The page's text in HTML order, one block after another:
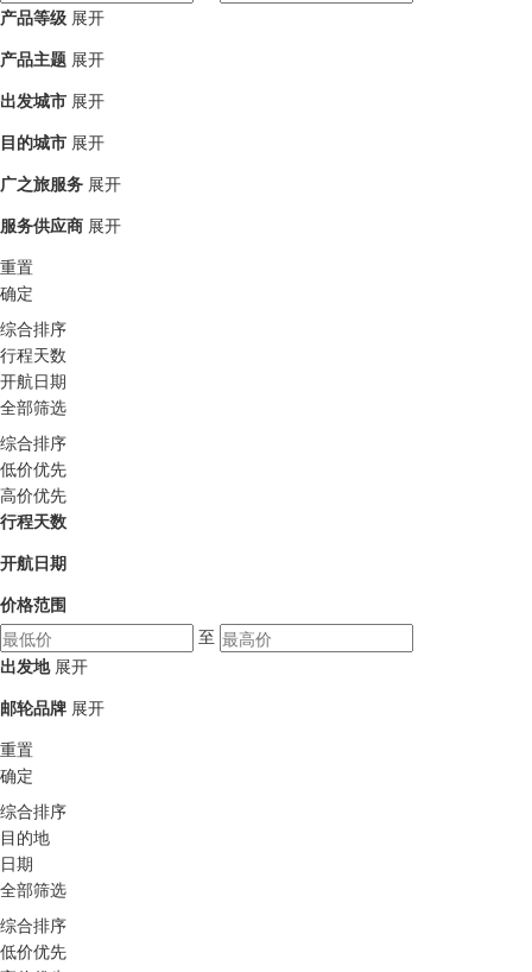
产品等级 展开
产品主题 展开
出发城市 展开
目的城市 展开
广之旅服务 展开
服务供应商 展开
重置
确定
综合排序
行程天数
开航日期
全部筛选
综合排序
低价优先
高价优先
行程天数
开航日期
价格范围
至
出发地 展开
邮轮品牌 展开
重置
确定
综合排序
目的地
日期
全部筛选
综合排序
低价优先